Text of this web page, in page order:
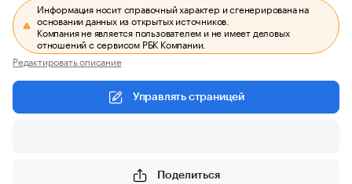
Информация носит справочный характер и сгенерирована на
основании данных из открытых источников.
Компания не является пользователем и не имеет деловых
отношений с сервисом РБК Компании.
Редактировать описание
Управлять страницей
Поделиться